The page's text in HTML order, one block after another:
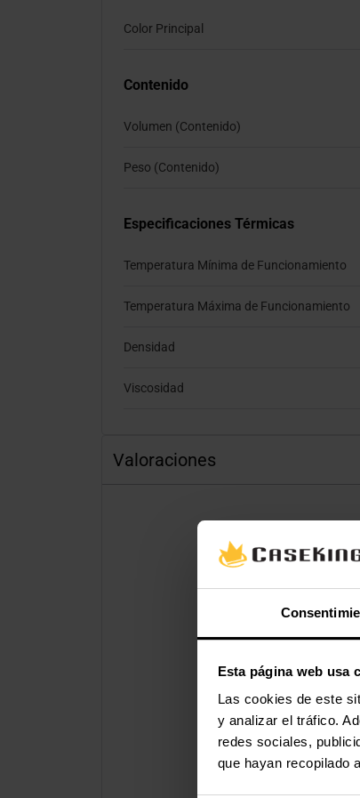
Esta página web usa
Las cookies de este
y analizar el tráfico.
redes sociales,
que hayan recopilado
Color Principal
Contenido
Volumen (Contenido)
Peso (Contenido)
Especificaciones Térmicas
Temperatura Mínima de Funcionamiento
Temperatura Máxima de Funcionamiento
Densidad
Viscosidad
Valoraciones